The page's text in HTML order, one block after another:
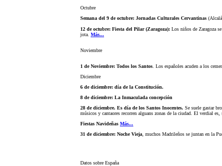
Octubre
Semana del 9 de octubre: Jornadas Culturales Cervantinas
12 de octubre: Fiesta del Pilar (Zaragoza): Los niños de Zaragoza
jota. Más...
Noviembre
1 de Noviembre: Todos los Santos . Los españoles acuden a los
Diciembre
6 de diciembre: día de la Constitución.
8 de diciembre: La Inmaculada concepción
28 de diciembre. Es día de los Santos Inocentes. Se suele gastar
músicos y cantaores recorren alguans zonas de la ciudad. El verdial
Fiestas Navideñas Más...
31 de diciembre: Noche Vieja , muchos Madrileños se juntan en la
Datos sobre España